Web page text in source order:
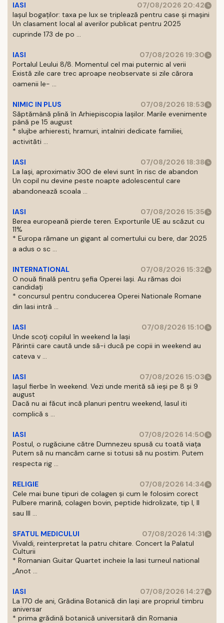
IASI
07/08/2026 20:42
Iașul bogaților: taxa pe lux se triplează pentru case și mașini
Un clasament local al averilor publicat pentru 2025
cuprinde 173 de po ...
IASI
07/08/2026 19:30
Portalul Leului 8/8. Momentul cel mai puternic al verii
Există zile care trec aproape neobservate si zile cărora
oamenii le- ...
NIMIC IN PLUS
07/08/2026 18:53
Săptămână plină în Arhiepiscopia Iașilor. Marile evenimente
până pe 15 august
* slujbe arhieresti, hramuri, intalniri dedicate familiei,
activităti ...
IASI
07/08/2026 18:38
La Iași, aproximativ 300 de elevi sunt în risc de abandon
Un copil nu devine peste noapte adolescentul care
abandonează scoala ...
IASI
07/08/2026 15:35
Berea europeană pierde teren. Exporturile UE au scăzut cu
11%
* Europa rămane un gigant al comertului cu bere, dar 2025
a adus o sc ...
INTERNATIONAL
07/08/2026 15:32
O nouă finală pentru șefia Operei Iași. Au rămas doi
candidați
* concursul pentru conducerea Operei Nationale Romane
din Iasi intră ...
IASI
07/08/2026 15:10
Unde scoți copilul în weekend la Iași
Părintii care caută unde să-i ducă pe copii in weekend au
cateva v ...
IASI
07/08/2026 15:03
Iașul fierbe în weekend. Vezi unde merită să ieși pe 8 și 9
august
Dacă nu ai făcut incă planuri pentru weekend, Iasul iti
complică s ...
IASI
07/08/2026 14:50
Postul, o rugăciune către Dumnezeu spusă cu toată viața
Putem să nu mancăm carne si totusi să nu postim. Putem
respecta rig ...
RELIGIE
07/08/2026 14:34
Cele mai bune tipuri de colagen și cum le folosim corect
Pulbere marină, colagen bovin, peptide hidrolizate, tip I, II
sau III ...
SFATUL MEDICULUI
07/08/2026 14:31
Vivaldi, reinterpretat la patru chitare. Concert la Palatul
Culturii
* Romanian Guitar Quartet incheie la Iasi turneul national
„Anot ...
IASI
07/08/2026 14:27
La 170 de ani, Grădina Botanică din Iași are propriul timbru
aniversar
* prima grădină botanică universitară din Romania